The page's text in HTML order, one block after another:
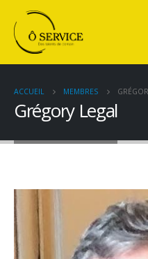
ACCUEIL MEMBRES
Grégory Legal